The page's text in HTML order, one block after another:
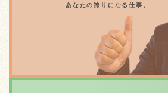
あなたの誇りになる仕事。